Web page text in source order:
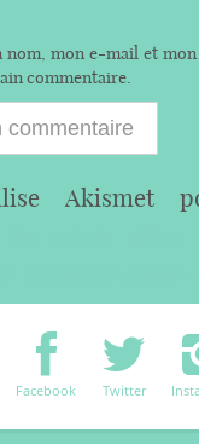
mon e-mail et
commentaire.
Akismet
Facebook Twitter